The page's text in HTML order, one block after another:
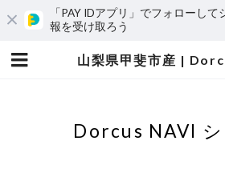
「PAY IDアプリ」でフォローし
報を受け取ろう
Dorcus NAVI